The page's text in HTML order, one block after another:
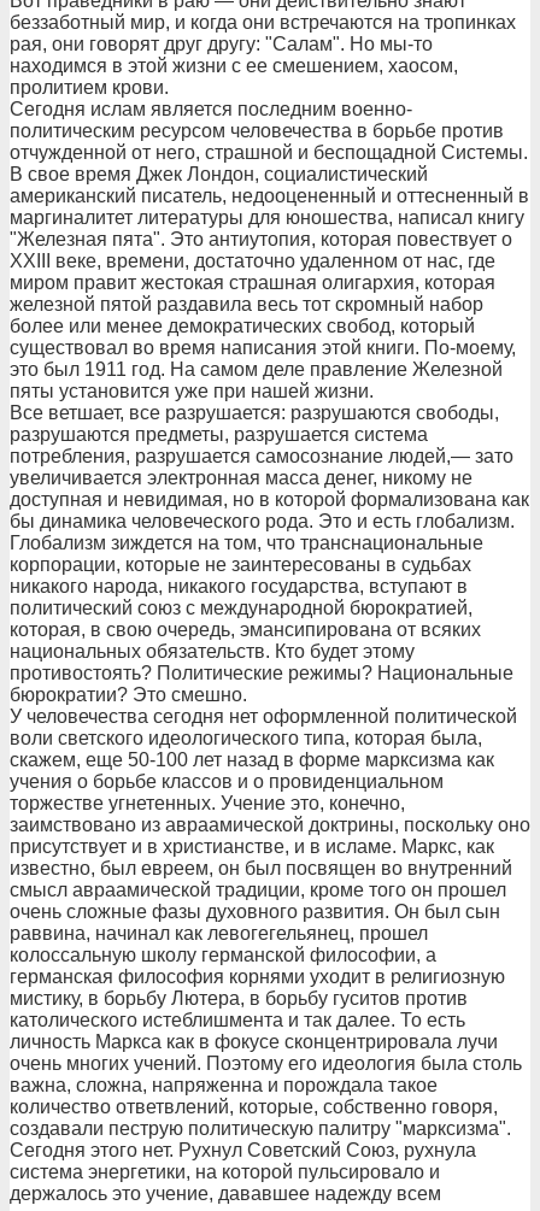
беззаботный мир, и когда они встречаются на тропинках
рая, они говорят друг другу: "Салам". Но мы-то
находимся в этой жизни с ее смешением, хаосом,
пролитием крови.
Сегодня ислам является последним военно-
политическим ресурсом человечества в борьбе против
отчужденной от него, страшной и беспощадной Системы.
В свое время Джек Лондон, социалистический
американский писатель, недооцененный и оттесненный в
маргиналитет литературы для юношества, написал книгу
"Железная пята". Это антиутопия, которая повествует о
XXIII веке, времени, достаточно удаленном от нас, где
миром правит жестокая страшная олигархия, которая
железной пятой раздавила весь тот скромный набор
более или менее демократических свобод, который
существовал во время написания этой книги. По-моему,
это был 1911 год. На самом деле правление Железной
пяты установится уже при нашей жизни.
Все ветшает, все разрушается: разрушаются свободы,
разрушаются предметы, разрушается система
потребления, разрушается самосознание людей,— зато
увеличивается электронная масса денег, никому не
доступная и невидимая, но в которой формализована как
бы динамика человеческого рода. Это и есть глобализм.
Глобализм зиждется на том, что транснациональные
корпорации, которые не заинтересованы в судьбах
никакого народа, никакого государства, вступают в
политический союз с международной бюрократией,
которая, в свою очередь, эмансипирована от всяких
национальных обязательств. Кто будет этому
противостоять? Политические режимы? Национальные
бюрократии? Это смешно.
У человечества сегодня нет оформленной политической
воли светского идеологического типа, которая была,
скажем, еще 50-100 лет назад в форме марксизма как
учения о борьбе классов и о провиденциальном
торжестве угнетенных. Учение это, конечно,
заимствовано из авраамической доктрины, поскольку оно
присутствует и в христианстве, и в исламе. Маркс, как
известно, был евреем, он был посвящен во внутренний
смысл авраамической традиции, кроме того он прошел
очень сложные фазы духовного развития. Он был сын
раввина, начинал как левогегельянец, прошел
колоссальную школу германской философии, а
германская философия корнями уходит в религиозную
мистику, в борьбу Лютера, в борьбу гуситов против
католического истеблишмента и так далее. То есть
личность Маркса как в фокусе сконцентрировала лучи
очень многих учений. Поэтому его идеология была столь
важна, сложна, напряженна и порождала такое
количество ответвлений, которые, собственно говоря,
создавали пеструю политическую палитру "марксизма".
Сегодня этого нет. Рухнул Советский Союз, рухнула
система энергетики, на которой пульсировало и
держалось это учение, дававшее надежду всем